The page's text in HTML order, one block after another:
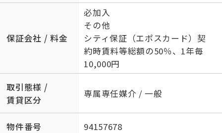
保証会社 / 料金
必加入
その他
シティ保証（エポスカード）契
約時賃料等総額の50％、1年毎
10,000円
取引態様 /
賃貸区分
専属専任媒介 / 一般
物件番号 94157678